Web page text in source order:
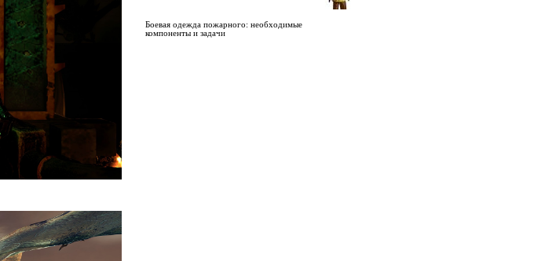
Боевая одежда пожарного: необходимые
компоненты и задачи